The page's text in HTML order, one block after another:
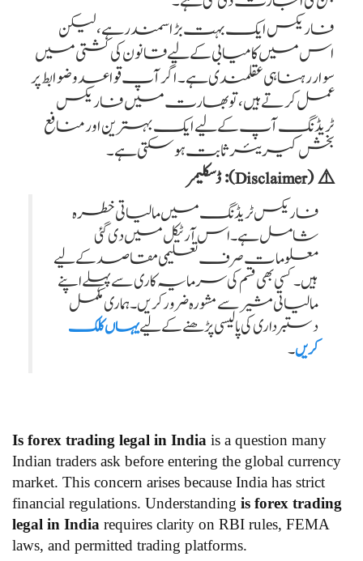
فاریکس ایک بہت بڑا سمندر ہے، لیکن
اس میں کامیابی کے لیے قانون کی کشتی میں
سوار رہنا ہی عقلمندی ہے۔ اگر آپ قواعد و ضوابط پر
عمل کرتے ہیں، تو بھارت میں فاریکس
ٹریڈنگ آپ کے لیے ایک بہترین اور منافع
بخش کیریئر ثابت ہو سکتی ہے۔
⚠️ (Disclaimer): ڈسکلیمر
فاریکس ٹریڈنگ میں مالیاتی خطرہ
شامل ہے۔ اس آرٹیکل میں دی گئی
معلومات صرف تعلیمی مقاصد کے لیے
ہیں۔ کسی بھی قسم کی سرمایہ کاری سے پہلے اپنے
مالیاتی مشیر سے مشورہ ضرور کریں۔ ہماری مکمل
دستبرداری کی پالیسی پڑھنے کے لیےیہاں کلک
کریں۔
Is forex trading legal in India is a question many
Indian traders ask before entering the global currency
market. This concern arises because India has strict
financial regulations. Understanding is forex trading
legal in India requires clarity on RBI rules, FEMA
laws, and permitted trading platforms.